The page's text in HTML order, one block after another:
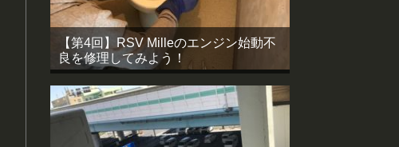
【第4回】RSV Milleのエンジン始動不
良を修理してみよう！